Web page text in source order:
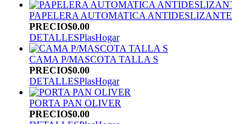
PAPELERA AUTOMATICA ANTIDESLIZANTE
PRECIO$0.00
DETALLESPlasHogar
CAMA P/MASCOTA TALLA S
PRECIO$0.00
DETALLESPlasHogar
PORTA PAN OLIVER
PRECIO$0.00